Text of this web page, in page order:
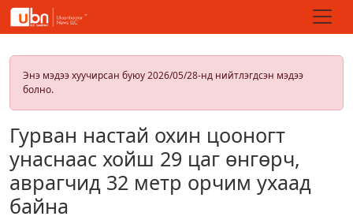
Энэ мэдээ хуучирсан буюу 2026/05/28-нд нийтлэгдсэн мэдээ
болно.
Гурван настай охин цооногт
унаснаас хойш 29 цаг өнгөрч,
аврагчид 32 метр орчим ухаад
байна